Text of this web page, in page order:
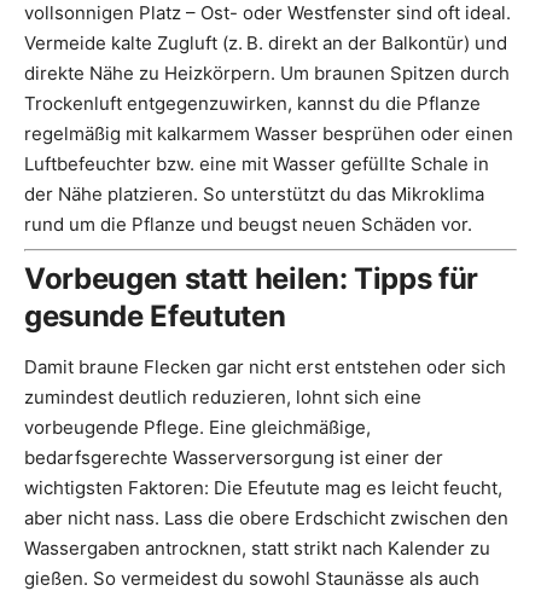
vollsonnigen Platz – Ost- oder Westfenster sind oft ideal.
Vermeide kalte Zugluft (z. B. direkt an der Balkontür) und
direkte Nähe zu Heizkörpern. Um braunen Spitzen durch
Trockenluft entgegenzuwirken, kannst du die Pflanze
regelmäßig mit kalkarmem Wasser besprühen oder einen
Luftbefeuchter bzw. eine mit Wasser gefüllte Schale in
der Nähe platzieren. So unterstützt du das Mikroklima
rund um die Pflanze und beugst neuen Schäden vor.
Vorbeugen statt heilen: Tipps für
gesunde Efeututen
Damit braune Flecken gar nicht erst entstehen oder sich
zumindest deutlich reduzieren, lohnt sich eine
vorbeugende Pflege. Eine gleichmäßige,
bedarfsgerechte Wasserversorgung ist einer der
wichtigsten Faktoren: Die Efeutute mag es leicht feucht,
aber nicht nass. Lass die obere Erdschicht zwischen den
Wassergaben antrocknen, statt strikt nach Kalender zu
gießen. So vermeidest du sowohl Staunässe als auch